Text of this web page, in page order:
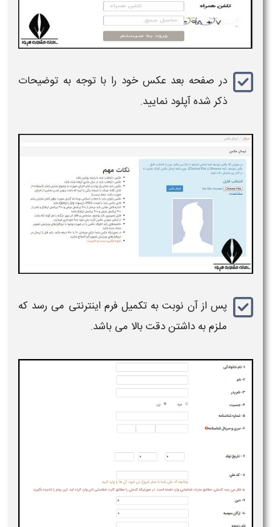
در صفحه بعد عکس خود را با توجه به توضیحات
ذکر شده آپلود نمایید.
پس از آن نوبت به تکمیل فرم اینترنتی می رسد که
ملزم به داشتن دقت بالا می باشد.